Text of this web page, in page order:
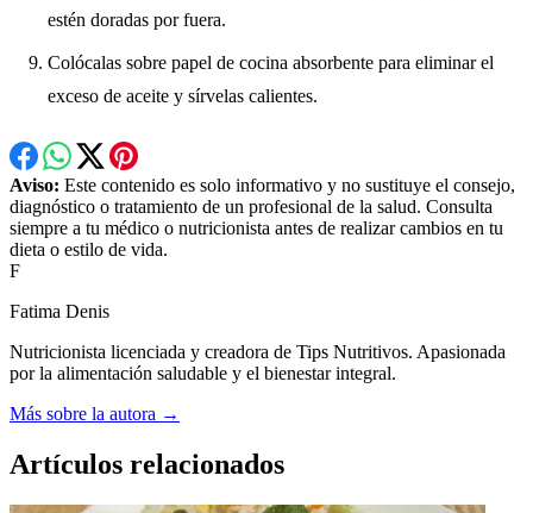
estén doradas por fuera.
Colócalas sobre papel de cocina absorbente para eliminar el
exceso de aceite y sírvelas calientes.
Aviso: Este contenido es solo informativo y no sustituye el consejo,
diagnóstico o tratamiento de un profesional de la salud. Consulta
siempre a tu médico o nutricionista antes de realizar cambios en tu
dieta o estilo de vida.
F
Fatima Denis
Nutricionista licenciada y creadora de Tips Nutritivos. Apasionada
por la alimentación saludable y el bienestar integral.
Más sobre la autora →
Artículos relacionados